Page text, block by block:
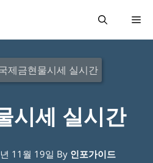
메
제금현물시세 실시간
시세 실시간
11월 19일 By 인포가이드